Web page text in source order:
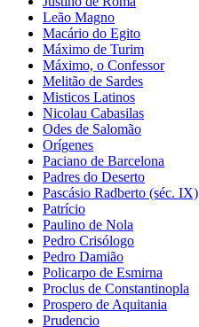
Leão Magno
Macário do Egito
Máximo de Turim
Máximo, o Confessor
Melitão de Sardes
Misticos Latinos
Nicolau Cabasilas
Odes de Salomão
Orígenes
Paciano de Barcelona
Padres do Deserto
Pascásio Radberto (séc. IX)
Patrício
Paulino de Nola
Pedro Crisólogo
Pedro Damião
Policarpo de Esmirna
Proclus de Constantinopla
Prospero de Aquitania
Prudencio